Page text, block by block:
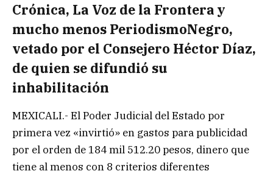
Crónica, La Voz de la Frontera y
mucho menos PeriodismoNegro,
vetado por el Consejero Héctor Díaz,
de quien se difundió su
inhabilitación
MEXICALI.- El Poder Judicial del Estado por
primera vez «invirtió» en gastos para publicidad
por el orden de 184 mil 512.20 pesos, dinero que
tiene al menos con 8 criterios diferentes